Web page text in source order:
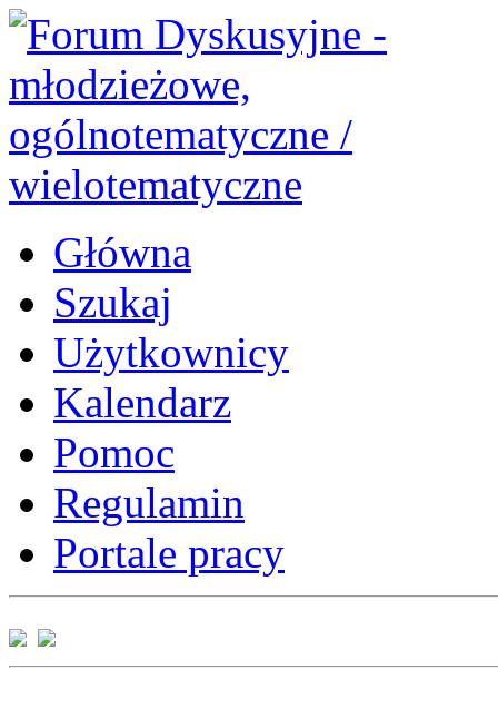
Główna
Szukaj
Użytkownicy
Kalendarz
Pomoc
Regulamin
Portale pracy